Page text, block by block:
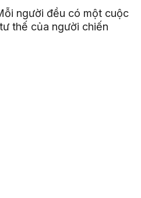
người đều có một cuộc
thế của người chiến